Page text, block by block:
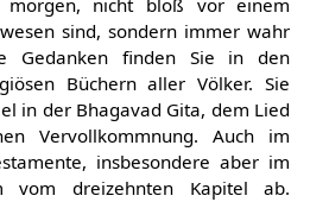
morgen, nicht bloß vor einem
sind, sondern immer wahr
Gedanken finden Sie in den
Büchern aller Völker. Sie
in der Bhagavad Gita, dem Lied
Vervollkommnung. Auch im
insbesondere aber im
vom dreizehnten Kapitel ab.